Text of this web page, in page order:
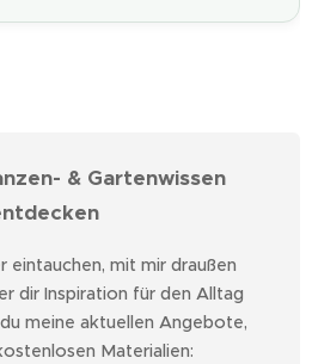
& Gartenwissen
mit mir draußen
dir Inspiration für den Alltag
meine aktuellen Angebote,
Materialien: